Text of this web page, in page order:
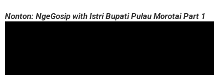
Nonton: NgeGosip with Istri Bupati Pulau Morotai Part 1